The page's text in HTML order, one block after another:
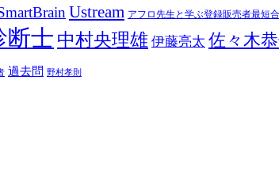
Ustream アフロ先生と学ぶ登録販売者最短
断士 中村央理雄 伊藤亮太 佐々木
過去問 野村孝則